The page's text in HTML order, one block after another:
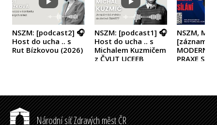
NSZM: [podcast2] 🎧
Host do ucha .. s
Rut Bízkovou (2026)
NSZM: [podcast1] 🎧
Host do ucha .. s
Michalem Kuzmičem
z ČVUT UCEEB
NSZM,
[záznam1]
MODERNÍ
PRAXE
Národní síť Zdravých měst ČR